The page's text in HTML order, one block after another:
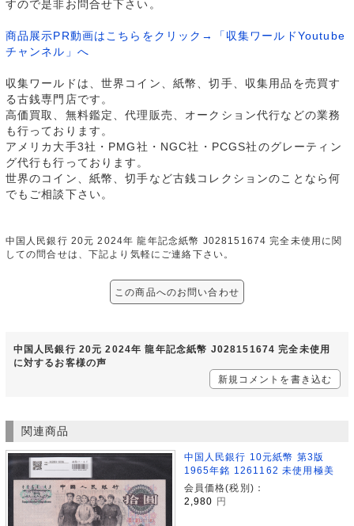
すので是非お問合せ下さい。
商品展示PR動画はこちらをクリック→「収集ワールドYoutube
チャンネル」へ
収集ワールドは、世界コイン、紙幣、切手、収集用品を売買す
る古銭専門店です。
高価買取、無料鑑定、代理販売、オークション代行などの業務
も行っております。
アメリカ大手3社・PMG社・NGC社・PCGS社のグレーティン
グ代行も行っております。
世界のコイン、紙幣、切手など古銭コレクションのことなら何
でもご相談下さい。
中国人民銀行 20元 2024年 龍年記念紙幣 J028151674 完全未使用に関
しての問合せは、下記より気軽にご連絡下さい。
この商品へのお問い合わせ
中国人民銀行 20元 2024年 龍年記念紙幣 J028151674 完全未使用
に対するお客様の声
新規コメントを書き込む
関連商品
中国人民銀行 10元紙幣 第3版
1965年銘 1261162 未使用極美
会員価格(税別)：
2,980
円